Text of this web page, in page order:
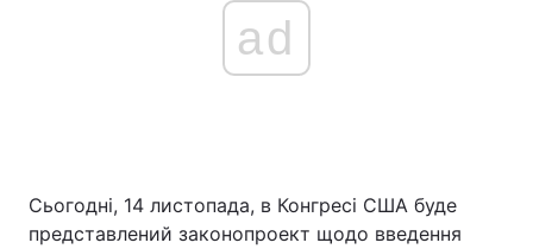
ad
Сьогодні, 14 листопада, в Конгресі США буде
представлений законопроект щодо введення